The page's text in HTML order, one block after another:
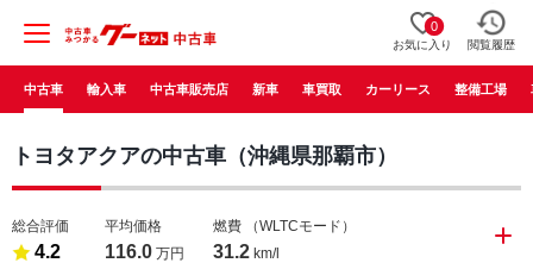
0
お気に入り 閲覧履歴
中古車 輸入車 中古車販売店 新車 車買取 カーリース 整備工場
トヨタアクアの中古車（沖縄県那覇市）
総合評価
4.2
平均価格
116.0 万円
燃費 （WLTCモード）
31.2 km/l